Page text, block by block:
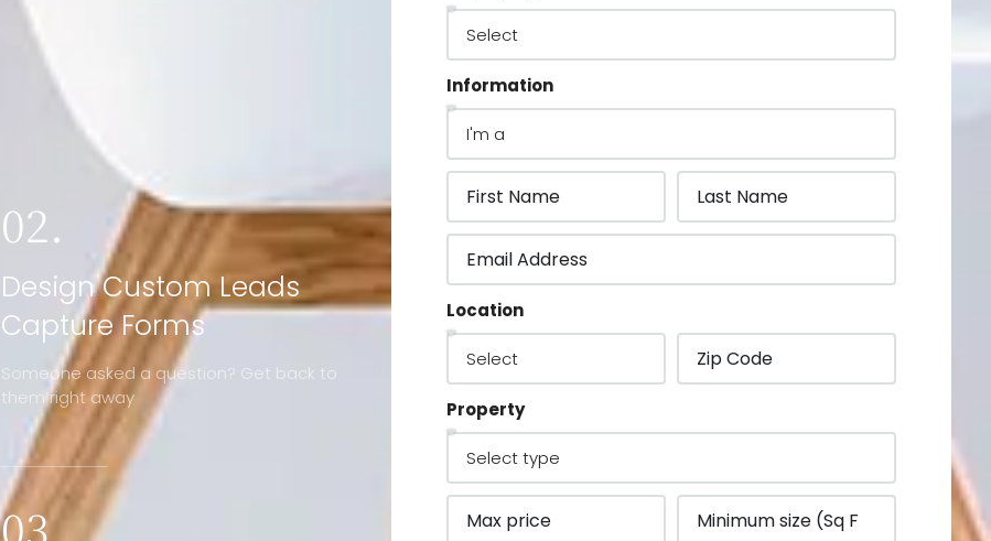
02.
Design Custom Leads
Capture Forms
Someone asked a question? Get back to
them right away
03.
Information
Location
Property